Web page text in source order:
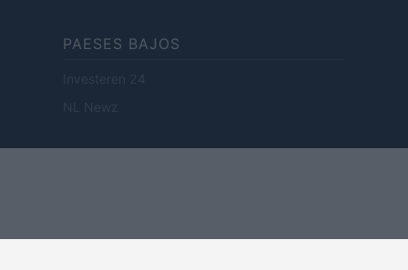
PAESES BAJOS
Investeren 24
NL Newz